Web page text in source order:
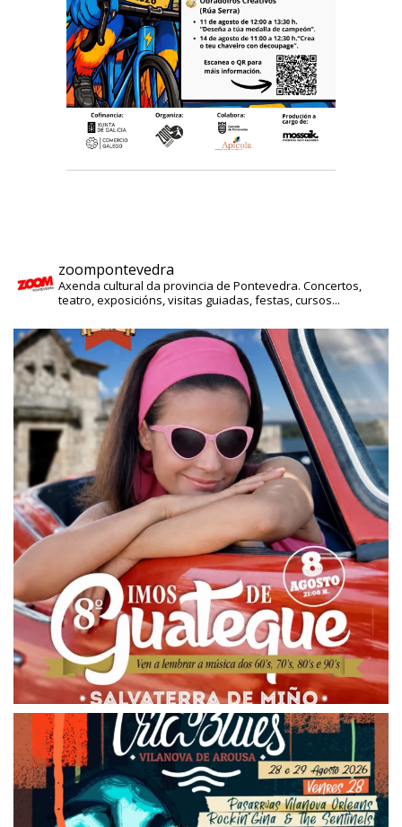
zoompontevedra
Axenda cultural da provincia de Pontevedra. Concertos,
teatro, exposicións, visitas guiadas, festas, cursos...